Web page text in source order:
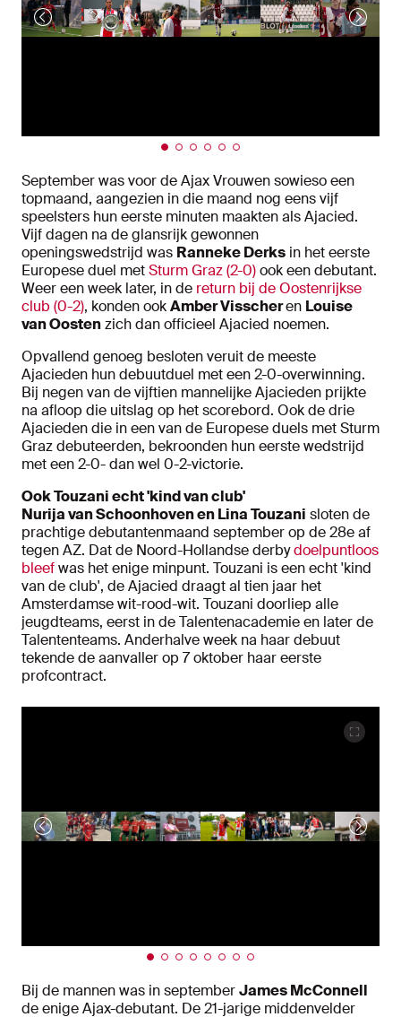
September was voor de Ajax Vrouwen sowieso een
topmaand, aangezien in die maand nog eens vijf
speelsters hun eerste minuten maakten als Ajacied.
Vijf dagen na de glansrijk gewonnen
openingswedstrijd was Ranneke Derks in het eerste
Europese duel metSturm Graz (2-0)ook een debutant.
Weer een week later, in de return bij de Oostenrijkse
club (0-2), konden ookAmber Visscheren Louise
van Oostenzich dan officieel Ajacied noemen.
Opvallend genoeg besloten veruit de meeste
Ajacieden hun debuutduel met een 2-0-overwinning.
Bij negen van de vijftien mannelijke Ajacieden prijkte
na afloop die uitslag op het scorebord. Ook de drie
Ajacieden die in een van de Europese duels met Sturm
Graz debuteerden, bekroonden hun eerste wedstrijd
met een 2-0- dan wel 0-2-victorie.
Ook Touzani echt 'kind van club'
Nurija van Schoonhoven en Lina Touzani sloten de
prachtige debutantenmaand september op de 28e af
tegen AZ. Dat de Noord-Hollandse derbydoelpuntloos
bleefwas het enige minpunt. Touzani is een echt 'kind
van de club', de Ajacied draagt al tien jaar het
Amsterdamse wit-rood-wit. Touzani doorliep alle
jeugdteams, eerst in de Talentenacademie en later de
Talententeams. Anderhalve week na haar debuut
tekende de aanvaller op 7 oktober haar eerste
profcontract.
Bij de mannen was in septemberJames McConnell
de enige Ajax-debutant. De 21-jarige middenvelder